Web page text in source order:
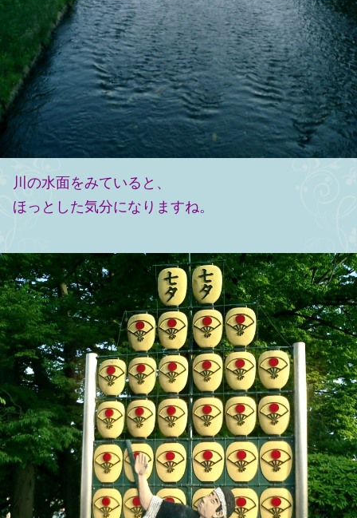
川の水面をみていると、
ほっとした気分になりますね。